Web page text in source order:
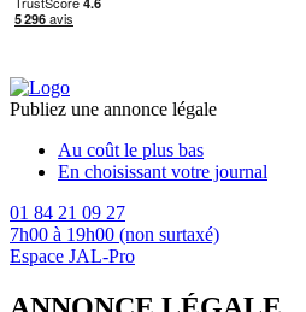
Publiez une annonce légale
Au coût le plus bas
En choisissant votre journal
01 84 21 09 27
7h00 à 19h00 (non surtaxé)
Espace JAL-Pro